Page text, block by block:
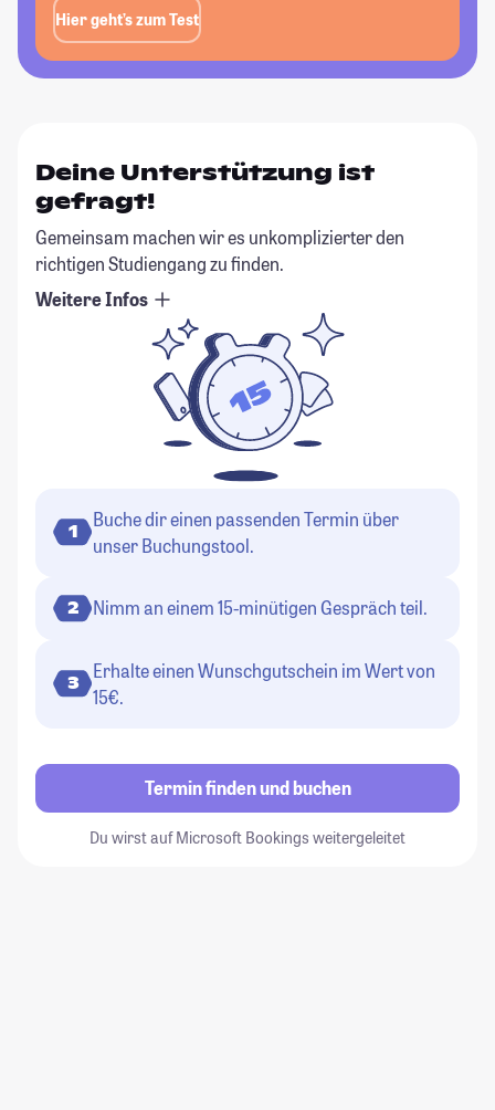
Hier geht’s zum Test
Deine Unterstützung ist
gefragt!
Gemeinsam machen wir es unkomplizierter den
richtigen Studiengang zu finden.
Weitere Infos
1
Buche dir einen passenden Termin über
unser Buchungstool.
2 Nimm an einem 15-minütigen Gespräch teil.
3
Erhalte einen Wunschgutschein im Wert von
15€.
Termin finden und buchen
Du wirst auf Microsoft Bookings weitergeleitet